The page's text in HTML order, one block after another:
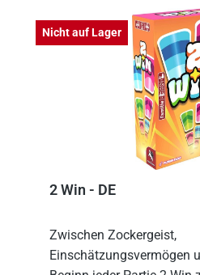
Nicht auf Lager
2 Win - DE
Zwischen Zockergeist,
Einschätzungsvermögen